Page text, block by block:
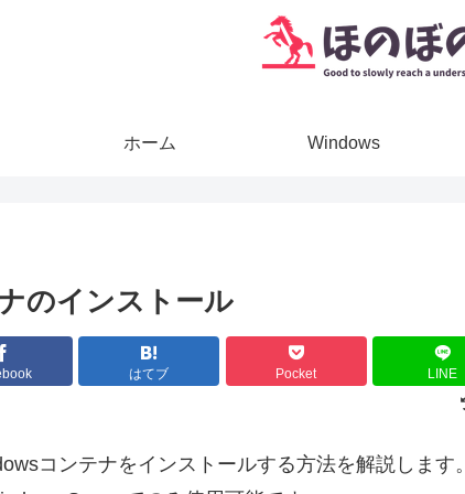
ホーム Windows
のインストール
はてブ Pocket LINE
コンテナをインストールする方法を解説します。